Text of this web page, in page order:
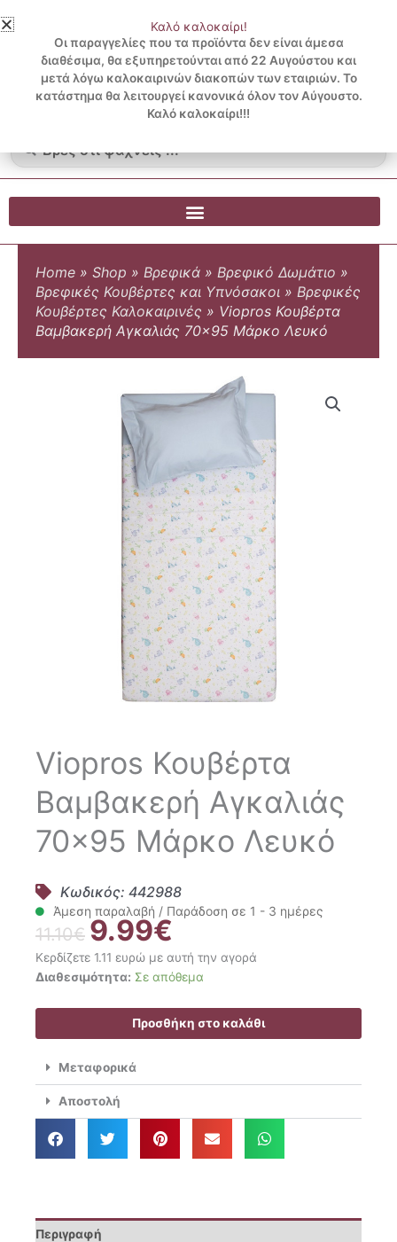
στο
περιεχόμενο
3 ΔΟΣΕΙΣ ΧΩΡΙΣ ΠΙΣΤΩΤΙΚΗ ΜΕ KLARNA
...
Λογαριασμός
Blog
0.00€
0
Cart
Home » Shop » Βρεφικά » Βρεφικό Δωμάτιο »
Βρεφικές Κουβέρτες και Υπνόσακοι » Βρεφικές
Κουβέρτες Καλοκαιρινές » Viopros Κουβέρτα
Βαμβακερή Αγκαλιάς 70×95 Μάρκο Λευκό
Viopros Κουβέρτα
Βαμβακερή Αγκαλιάς
70×95 Μάρκο Λευκό
Κωδικός: 442988
Άμεση παραλαβή / Παράδοση σε 1 - 3 ημέρες
11.10€ Original
price
was:
11.10€.
9.99€
τρέχουσα
τιμή
είναι:
9.99€.
Κερδίζετε 1.11 ευρώ με αυτή την αγορά
Διαθεσιμότητα: Σε απόθεμα
Viopros
Αγκαλιάς
Μάρκο
Προσθήκη στο καλάθι
Μεταφορικά
Αποστολή
Περιγραφή
Καλό καλοκαίρι!
Οι παραγγελίες που τα προϊόντα δεν είναι άμεσα
διαθέσιμα, θα εξυπηρετούνται από 22 Αυγούστου και
μετά λόγω καλοκαιρινών διακοπών των εταιριών. Το
κατάστημα θα λειτουργεί κανονικά όλον τον Αύγουστο.
Καλό καλοκαίρι!!!